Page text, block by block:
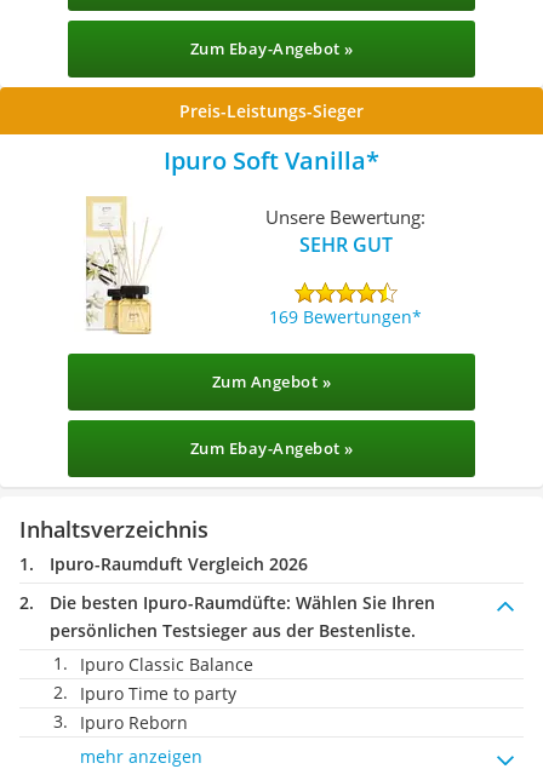
Zum Ebay-Angebot »
Preis-Leistungs-Sieger
Ipuro Soft Vanilla
Unsere Bewertung:
SEHR GUT
169 Bewertungen
Zum Angebot »
Zum Ebay-Angebot »
Inhaltsverzeichnis
Ipuro-Raumduft Vergleich 2026
Die besten Ipuro-Raumdüfte: Wählen Sie Ihren
persönlichen Testsieger aus der Bestenliste.
Ipuro Classic Balance
Ipuro Time to party
Ipuro Reborn
mehr anzeigen